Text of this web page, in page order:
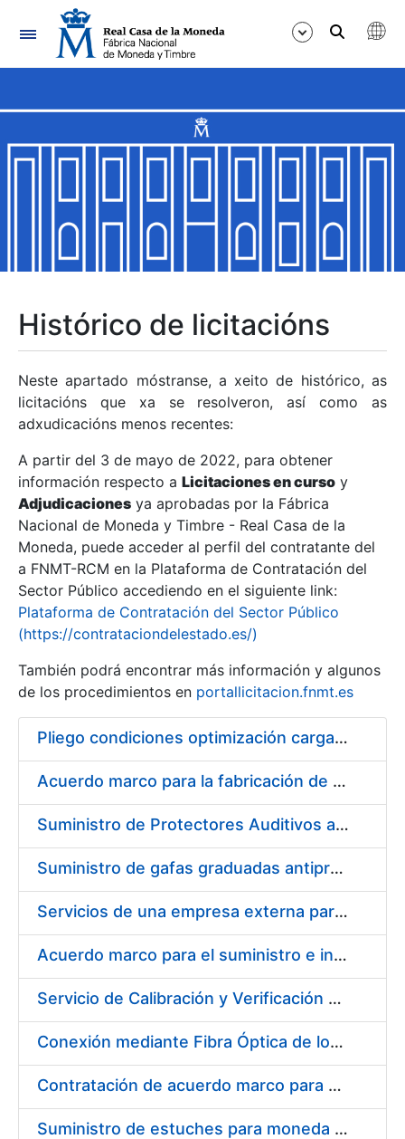
Navegación
Mostrar/Ocultar
Mostrar/Ocultar
Mostrar/Ocultar
Mostrar/Ocultar
Mostrar/Ocultar
Mostrar/Ocultar
Mostrar/Ocultar
Histórico de licitacións
Neste apartado móstranse, a xeito de histórico, as
licitacións que xa se resolveron, así como as
adxudicacións menos recentes:
A partir del 3 de mayo de 2022, para obtener
información respecto a Licitaciones en curso y
Adjudicaciones ya aprobadas por la Fábrica
Nacional de Moneda y Timbre - Real Casa de la
Moneda, puede acceder al perfil del contratante del
a FNMT-RCM en la Plataforma de Contratación del
Sector Público accediendo en el siguiente link:
Plataforma de Contratación del Sector Público
(https://contrataciondelestado.es/)
También podrá encontrar más información y algunos
de los procedimientos en portallicitacion.fnmt.es
Pliego condiciones optimización cargas compras firmado
Acuerdo marco para la fabricación de piezas
Suministro de Protectores Auditivos a medida para las personas trabajadoras de los Centros de Trabajo de Madrid y Burgos
Suministro de gafas graduadas antiproyecciones para los trabajadores de la FNMT-RCM en los centros de trabajo de Madrid y Burgos
Servicios de una empresa externa para el asesoramiento y resolución de los recursos de alzada que se presentan relacionados con procesos de selección para la FNMT-RCM
Acuerdo marco para el suministro e instalación de persianas, estores y otros complementos
Servicio de Calibración y Verificación Externa de los Equipos de Medición del Servicio de Prevención de la FNMT-RCM
Conexión mediante Fibra Óptica de los Centros de Proceso de Datos (CPDs) de las sedes de la FNMT-RCM de Burgos y Madrid
Contratación de acuerdo marco para el Suministro de Material de Electricidad para la Fábrica Nacional de Moneda y Timbre-Real Casa de la Moneda en su centro de trabajo de Burgos
Suministro de estuches para moneda de 30 €